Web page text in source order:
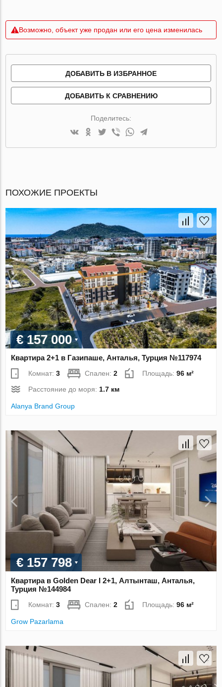
Возможно, объект уже продан или его цена изменилась
ДОБАВИТЬ В ИЗБРАННОЕ
ДОБАВИТЬ К СРАВНЕНИЮ
Поделитесь:
ПОХОЖИЕ ПРОЕКТЫ
€ 157 000
Квартира 2+1 в Газипаше, Анталья, Турция №117974
Комнат:3 Спален:2 Площадь:96 м²
Расстояние до моря:1.7 км
Alanya Brand Group
€ 157 798
Квартира в Golden Dear I 2+1, Алтынташ, Анталья,
Турция №144984
Комнат:3 Спален:2 Площадь:96 м²
Grow Pazarlama